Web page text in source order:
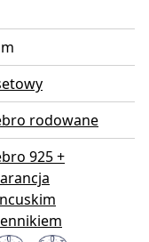
rodowane
925 +